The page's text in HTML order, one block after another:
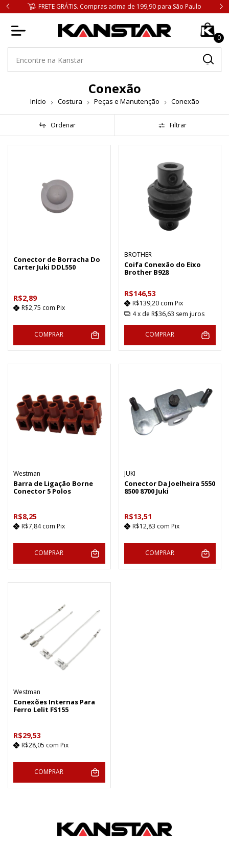
FRETE GRÁTIS. Compras acima de 199,90 para São Paulo
0
Conexão
Início Costura Peças e Manutenção Conexão
Ordenar Filtrar
Conector de Borracha Do
Carter Juki DDL550
R$2,89
R$2,75 com Pix
COMPRAR
BROTHER
Coifa Conexão do Eixo
Brother B928
R$146,53
R$139,20 com Pix
4 x de R$36,63 sem juros
COMPRAR
Westman
Barra de Ligação Borne
Conector 5 Polos
R$8,25
R$7,84com Pix
COMPRAR
JUKI
Conector Da Joelheira 5550
8500 8700 Juki
R$13,51
R$12,83 com Pix
COMPRAR
Westman
Conexões Internas Para
Ferro Lelit FS155
R$29,53
R$28,05 com Pix
COMPRAR